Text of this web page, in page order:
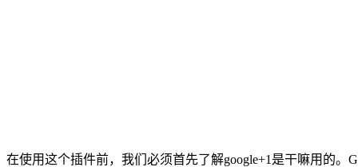
在使用这个插件前，我们必须首先了解google+1是干嘛用的